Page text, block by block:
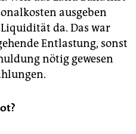
ausgeben
da. Das war
Entlastung, sonst
nötig gewesen